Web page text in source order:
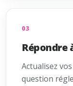
03
Répondre
Actualisez
question